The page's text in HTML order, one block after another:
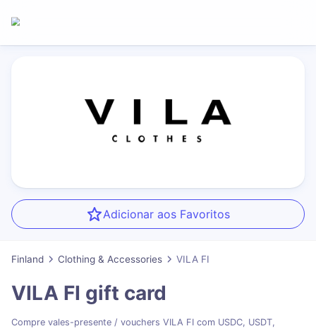
Adicionar aos Favoritos
Finland Clothing & Accessories VILA FI
VILA FI gift card
Compre vales-presente / vouchers VILA FI com USDC, USDT,